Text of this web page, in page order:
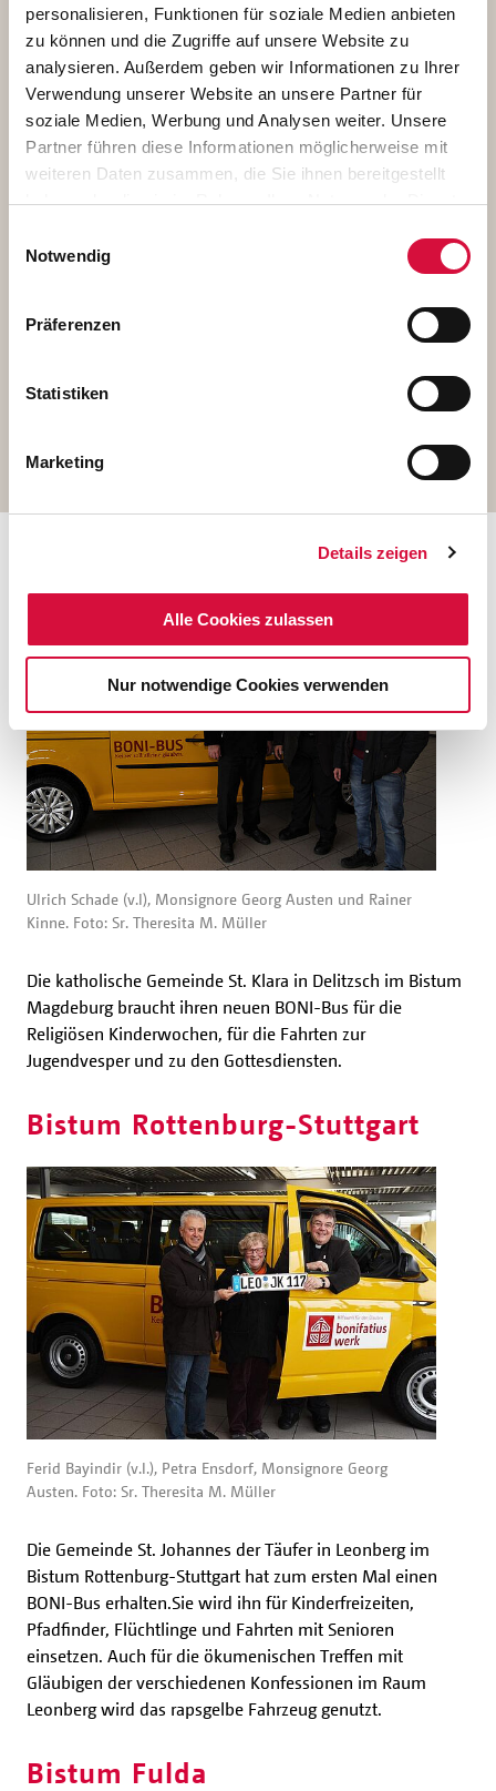
personalisieren, Funktionen für soziale Medien anbieten
zu können und die Zugriffe auf unsere Website zu
analysieren. Außerdem geben wir Informationen zu Ihrer
Verwendung unserer Website an unsere Partner für
soziale Medien, Werbung und Analysen weiter. Unsere
Partner führen diese Informationen möglicherweise mit
weiteren Daten zusammen, die Sie ihnen bereitgestellt
haben oder die sie im Rahmen Ihrer Nutzung der Dienste
Cookies, wenn Sie unsere Webseite weiterhin nutzen.
Notwendig
Präferenzen
Statistiken
Marketing
Details zeigen
Alle Cookies zulassen
Nur notwendige Cookies verwenden
Klaus Rieger (v.l.), Gertrud Kluger, Wolfgang Obst und
Monsignore Georg Austen. Foto: Sr. Theresita M. Müller
Austen. Foto: Sr. Theresita M. Müller
Ulrich Schade (v.l), Monsignore Georg Austen und Rainer
Kinne. Foto: Sr. Theresita M. Müller
Die katholische Gemeinde St. Klara in Delitzsch im Bistum
Magdeburg braucht ihren neuen BONI-Bus für die
Religiösen Kinderwochen, für die Fahrten zur
Jugendvesper und zu den Gottesdiensten.
Bistum Rottenburg-Stuttgart
Ferid Bayindir (v.l.), Petra Ensdorf, Monsignore Georg
Austen. Foto: Sr. Theresita M. Müller
Die Gemeinde St. Johannes der Täufer in Leonberg im
Bistum Rottenburg-Stuttgart hat zum ersten Mal einen
BONI-Bus erhalten.Sie wird ihn für Kinderfreizeiten,
Pfadfinder, Flüchtlinge und Fahrten mit Senioren
einsetzen. Auch für die ökumenischen Treffen mit
Gläubigen der verschiedenen Konfessionen im Raum
Leonberg wird das rapsgelbe Fahrzeug genutzt.
Bistum Fulda